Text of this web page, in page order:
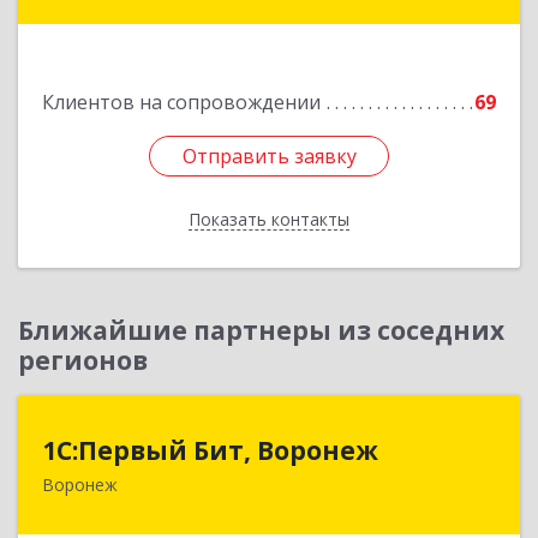
Клиентов на сопровождении 69
Отправить заявку
Показать контакты
Отправить заявку
Назад
Ближайшие партнеры из соседних
регионов
1С:Первый Бит, Воронеж
Воронеж
1С:Первый Бит, Воронеж
394006, Воронежская обл, Воронеж г, 20-летия